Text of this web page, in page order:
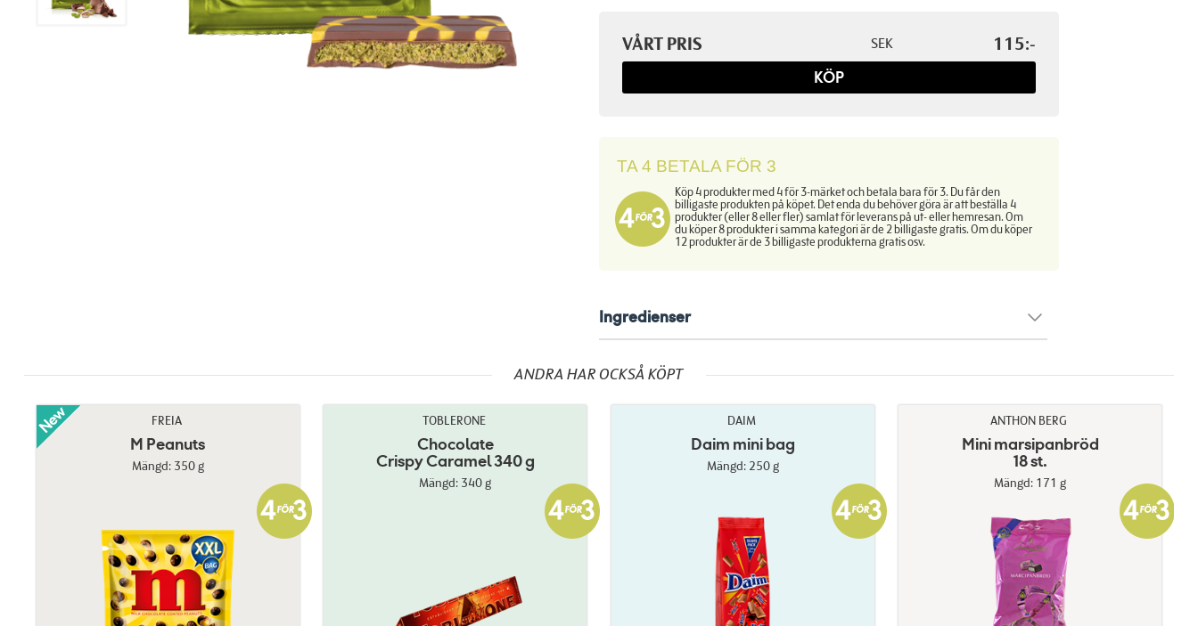
VÅRT PRIS SEK 115:-
KÖP
TA 4 BETALA FÖR 3
Köp 4 produkter med 4 för 3-märket och betala bara för 3. Du får den
billigaste produkten på köpet. Det enda du behöver göra är att beställa 4
produkter (eller 8 eller fler) samlat för leverans på ut- eller hemresan. Om
du köper 8 produkter i samma kategori är de 2 billigaste gratis. Om du köper
12 produkter är de 3 billigaste produkterna gratis osv.
Ingredienser
ANDRA HAR OCKSÅ KÖPT
FREIA
M Peanuts
Mängd: 350 g
TOBLERONE
Chocolate
Crispy Caramel 340 g
Mängd: 340 g
DAIM
Daim mini bag
Mängd: 250 g
ANTHON BERG
Mini marsipanbröd
18 st.
Mängd: 171 g